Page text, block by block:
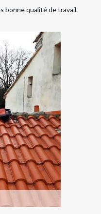
bonne qualité de travail.